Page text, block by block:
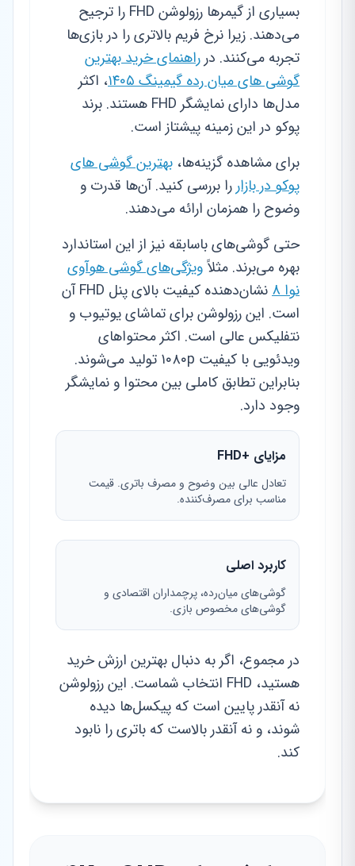
بسیاری از گیمرها رزولوشن FHD را ترجیح
می‌دهند. زیرا نرخ فریم بالاتری را در بازی‌ها
تجربه می‌کنند. در راهنمای خرید بهترین
گوشی های میان رده گیمینگ ۱۴۰۵
، اکثر
مدل‌ها دارای نمایشگر FHD هستند. برند
پوکو در این زمینه پیشتاز است.
برای مشاهده گزینه‌ها، بهترین گوشی های
پوکو در بازار را بررسی کنید. آن‌ها قدرت و
وضوح را همزمان ارائه می‌دهند.
حتی گوشی‌های باسابقه نیز از این استاندارد
بهره می‌برند. مثلاًویژگی‌های گوشی هوآوی
نوا 8
نشان‌دهنده کیفیت بالای پنل FHD آن
است. این رزولوشن برای تماشای یوتیوب و
نتفلیکس عالی است. اکثر محتواهای
ویدئویی با کیفیت ۱۰۸۰p تولید می‌شوند.
بنابراین تطابق کاملی بین محتوا و نمایشگر
وجود دارد.
مزایای +FHD
تعادل عالی بین وضوح و مصرف باتری. قیمت
مناسب برای مصرف‌کننده.
کاربرد اصلی
گوشی‌های میان‌رده، پرچمداران اقتصادی و
گوشی‌های مخصوص بازی.
در مجموع، اگر به دنبال بهترین ارزش خرید
هستید، FHD انتخاب شماست. این رزولوشن
نه آنقدر پایین است که پیکسل‌ها دیده
شوند، و نه آنقدر بالاست که باتری را نابود
کند.